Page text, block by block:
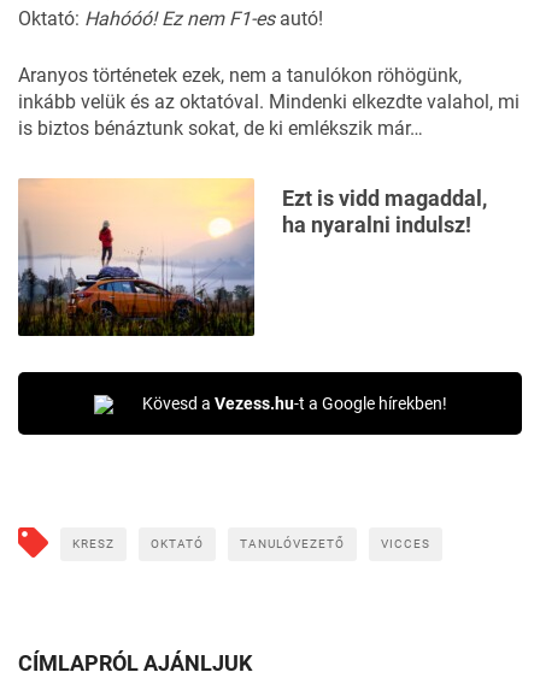
Oktató: Hahóóó! Ez nem F1-esautó!
Aranyos történetek ezek, nem a tanulókon röhögünk,
inkább velük és az oktatóval. Mindenki elkezdte valahol, mi
is biztos bénáztunk sokat, de ki emlékszik már…
Ezt is vidd magaddal,
ha nyaralni indulsz!
Kövesd a Vezess.hu-t a Google hírekben!
KRESZ OKTATÓ TANULÓVEZETŐ VICCES
CÍMLAPRÓL AJÁNLJUK